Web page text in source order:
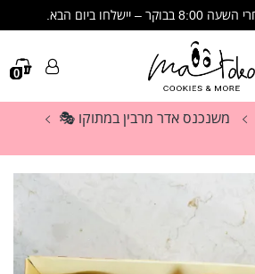
יישלחו ביום הבא.
והתמיכה. זה לא מובן מאליו. 🩷
0
משנכנס אדר מרבין במתוקו 🎭